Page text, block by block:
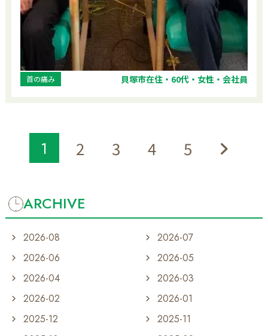
首の痛み 貝塚市在住・60代・女性・会社員
1 2 3 4 5
ARCHIVE
2026-08
2026-07
2026-06
2026-05
2026-04
2026-03
2026-02
2026-01
2025-12
2025-11